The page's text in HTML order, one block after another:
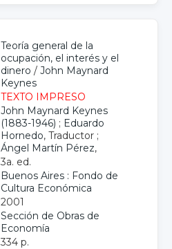
Teoría general de la
ocupación, el interés y el
dinero / John Maynard
Keynes
TEXTO IMPRESO
John Maynard Keynes
(1883-1946) ; Eduardo
Hornedo, Traductor ;
Ángel Martín Pérez,
3a. ed.
Buenos Aires : Fondo de
Cultura Económica
2001
Sección de Obras de
Economía
334 p.